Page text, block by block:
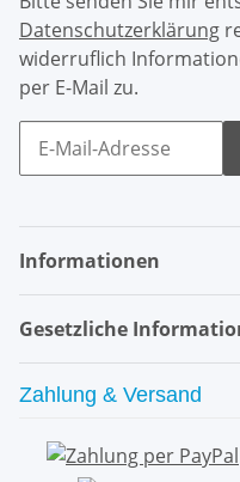
Datenschutzerklärung
widerruflich
per E-Mail zu.
Informationen
Gesetzliche
Zahlung & Versand